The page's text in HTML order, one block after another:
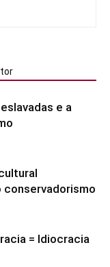
e a
conservadorismo
= Idiocracia